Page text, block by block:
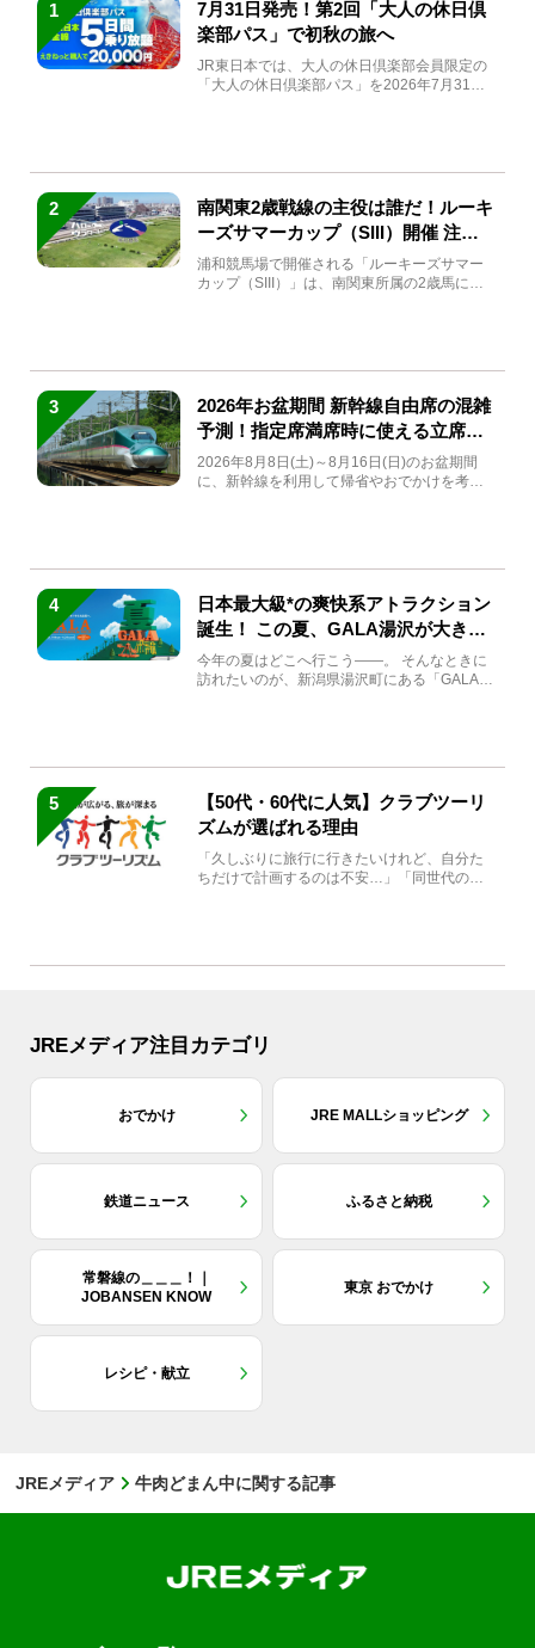
1
7月31日発売！第2回「大人の休日倶
楽部パス」で初秋の旅へ
JR東日本では、大人の休日倶楽部会員限定の
「大人の休日倶楽部パス」を2026年7月31日
2
南関東2歳戦線の主役は誰だ！ルーキ
ーズサマーカップ（SIII）開催 注目
馬と見どころをチェック
浦和競馬場で開催される「ルーキーズサマー
カップ（SIII）」は、南関東所属の2歳馬によ
3
2026年お盆期間 新幹線自由席の混雑
予測！指定席満席時に使える立席特
急券も解説
2026年8月8日(土)～8月16日(日)のお盆期間
に、新幹線を利用して帰省やおでかけを考え
4
日本最大級*の爽快系アトラクション
誕生！ この夏、GALA湯沢が大きく
生まれ変わる
今年の夏はどこへ行こう――。 そんなときに
訪れたいのが、新潟県湯沢町にある「GALA湯
5
【50代・60代に人気】クラブツーリ
ズムが選ばれる理由
「久しぶりに旅行に行きたいけれど、自分た
ちだけで計画するのは不安…」「同世代の方
JREメディア注目カテゴリ
おでかけ JRE MALLショッピング
鉄道ニュース ふるさと納税
常磐線の＿＿＿！｜
JOBANSEN KNOW
東京 おでかけ
レシピ・献立
JREメディア 牛肉どまん中に関する記事